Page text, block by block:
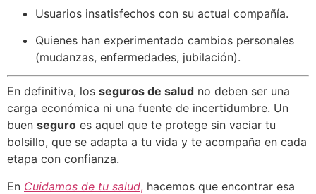
Usuarios insatisfechos con su actual compañía.
Quienes han experimentado cambios personales
(mudanzas, enfermedades, jubilación).
En definitiva, los seguros de salud no deben ser una
carga económica ni una fuente de incertidumbre. Un
buen seguro es aquel que te protege sin vaciar tu
bolsillo, que se adapta a tu vida y te acompaña en cada
etapa con confianza.
En Cuidamos de tu salud, hacemos que encontrar esa